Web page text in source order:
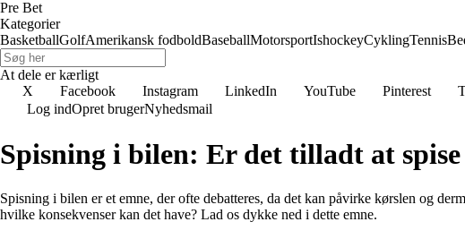
Pre Bet
Kategorier
BasketballGolfAmerikansk fodboldBaseballMotorsportIshockeyCyklingTennis
At dele er kærligt
X
Facebook Instagram LinkedIn YouTube Pinterest
Log indOpret brugerNyhedsmail
Spisning i bilen: Er det tilladt at
Spisning i bilen er et emne, der ofte debatteres, da det kan påvirke kørslen og
hvilke konsekvenser kan det have? Lad os dykke ned i dette emne.